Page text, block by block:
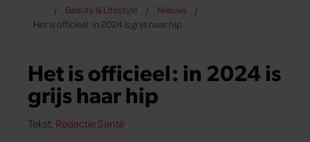
Beauty & Lifestyle
Nieuws
Het is officieel: in 2024 is grijs haar hip
Het is officieel: in 2024 is
grijs haar hip
Tekst: Redactie Santé